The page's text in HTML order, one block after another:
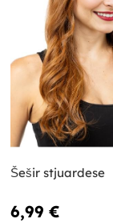
Šešir stjuardese
6,99 €